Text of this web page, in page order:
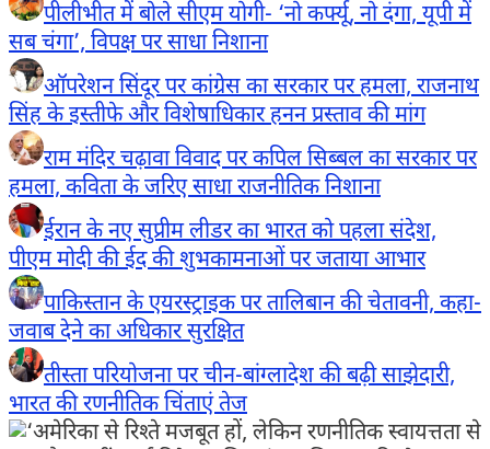
पीलीभीत में बोले सीएम योगी- ‘नो कर्फ्यू, नो दंगा, यूपी में
सब चंगा’, विपक्ष पर साधा निशाना
ऑपरेशन सिंदूर पर कांग्रेस का सरकार पर हमला, राजनाथ
सिंह के इस्तीफे और विशेषाधिकार हनन प्रस्ताव की मांग
राम मंदिर चढ़ावा विवाद पर कपिल सिब्बल का सरकार पर
हमला, कविता के जरिए साधा राजनीतिक निशाना
ईरान के नए सुप्रीम लीडर का भारत को पहला संदेश,
पीएम मोदी की ईद की शुभकामनाओं पर जताया आभार
पाकिस्तान के एयरस्ट्राइक पर तालिबान की चेतावनी, कहा-
जवाब देने का अधिकार सुरक्षित
तीस्ता परियोजना पर चीन-बांग्लादेश की बढ़ी साझेदारी,
भारत की रणनीतिक चिंताएं तेज